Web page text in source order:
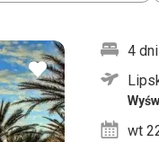
dodaj
do
ulubionych
4
wt